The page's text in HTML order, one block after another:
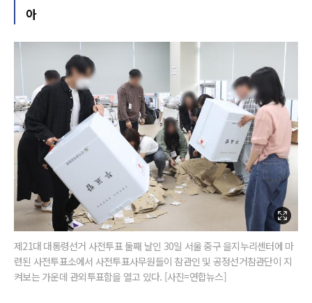
아
제21대 대통령선거 사전투표 둘째 날인 30일 서울 중구 을지누리센터에 마
련된 사전투표소에서 사전투표사무원들이 참관인 및 공정선거참관단이 지
켜보는 가운데 관외투표함을 열고 있다. [사진=연합뉴스]